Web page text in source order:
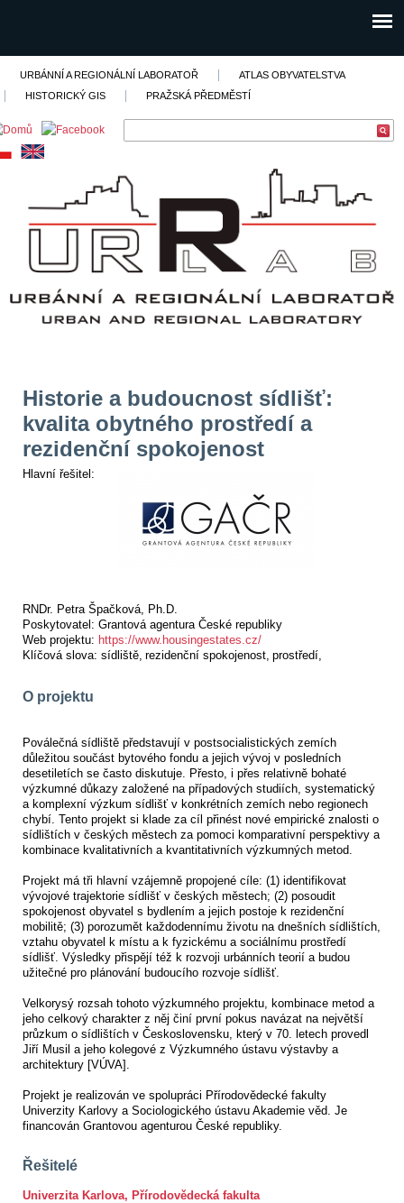
URBÁNNÍ A REGIONÁLNÍ LABORATOŘ
ATLAS OBYVATELSTVA
HISTORICKÝ GIS
PRAŽSKÁ PŘEDMĚSTÍ
Historie a budoucnost sídlišť:
kvalita obytného prostředí a
rezidenční spokojenost
Hlavní řešitel:
RNDr. Petra Špačková, Ph.D.
Poskytovatel: Grantová agentura České republiky
Web projektu: https://www.housingestates.cz/
Klíčová slova: sídliště rezidenční spokojenost prostředí
O projektu
Poválečná sídliště představují v postsocialistických zemích
důležitou součást bytového fondu a jejich vývoj v posledních
desetiletích se často diskutuje. Přesto, i přes relativně bohaté
výzkumné důkazy založené na případových studiích, systematický
a komplexní výzkum sídlišť v konkrétních zemích nebo regionech
chybí. Tento projekt si klade za cíl přinést nové empirické znalosti o
sídlištích v českých městech za pomoci komparativní perspektivy a
kombinace kvalitativních a kvantitativních výzkumných metod.
Projekt má tři hlavní vzájemně propojené cíle: (1) identifikovat
vývojové trajektorie sídlišť v českých městech; (2) posoudit
spokojenost obyvatel s bydlením a jejich postoje k rezidenční
mobilitě; (3) porozumět každodennímu životu na dnešních sídlištích,
vztahu obyvatel k místu a k fyzickému a sociálnímu prostředí
sídlišť. Výsledky přispějí též k rozvoji urbánních teorií a budou
užitečné pro plánování budoucího rozvoje sídlišť.
Velkorysý rozsah tohoto výzkumného projektu, kombinace metod a
jeho celkový charakter z něj činí první pokus navázat na největší
průzkum o sídlištích v Československu, který v 70. letech provedl
Jiří Musil a jeho kolegové z Výzkumného ústavu výstavby a
architektury [VÚVA].
Projekt je realizován ve spolupráci Přírodovědecké fakulty
Univerzity Karlovy a Sociologického ústavu Akademie věd. Je
financován Grantovou agenturou České republiky.
Řešitelé
Univerzita Karlova, Přírodovědecká fakulta